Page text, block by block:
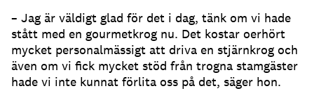
– Jag är väldigt glad för det i dag, tänk om vi hade
stått med en gourmetkrog nu. Det kostar oerhört
mycket personalmässigt att driva en stjärnkrog och
även om vi fick mycket stöd från trogna stamgäster
hade vi inte kunnat förlita oss på det, säger hon.